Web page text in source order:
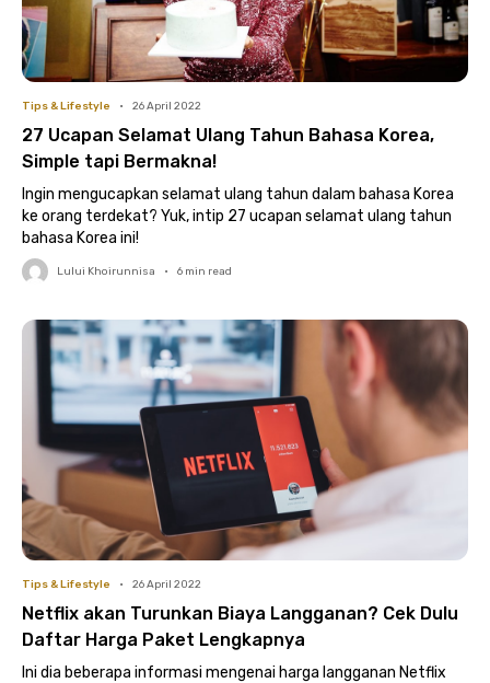
Tips & Lifestyle • 26 April 2022
27 Ucapan Selamat Ulang Tahun Bahasa Korea,
Simple tapi Bermakna!
Ingin mengucapkan selamat ulang tahun dalam bahasa Korea
ke orang terdekat? Yuk, intip 27 ucapan selamat ulang tahun
bahasa Korea ini!
Lului Khoirunnisa • 6 min read
Tips & Lifestyle • 26 April 2022
Netflix akan Turunkan Biaya Langganan? Cek Dulu
Daftar Harga Paket Lengkapnya
Ini dia beberapa informasi mengenai harga langganan Netflix